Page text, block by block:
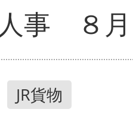
人事 ８
JR貨物